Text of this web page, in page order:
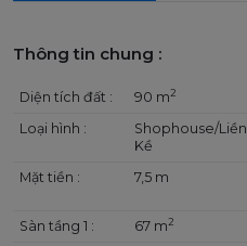
Thông tin chung :
Diện tích đất : 90 m2
Loại hình :
Shophouse/Liền
Kề
Mặt tiền : 7,5 m
Sàn tầng 1 : 67 m2